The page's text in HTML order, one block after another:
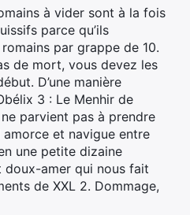
à vider sont à la fois
parce qu’ils
par grappe de 10.
de mort, vous devez les
D’une manière
3 : Le Menhir de
parvient pas à prendre
et navigue entre
une petite dizaine
doux-amer qui nous fait
de XXL 2. Dommage,